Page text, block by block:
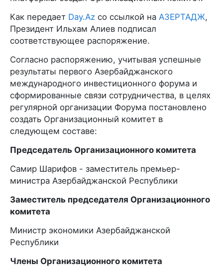
Как передает Day.Az со ссылкой на АЗЕРТАДЖ,
Президент Ильхам Алиев подписал
соответствующее распоряжение.
Согласно распоряжению, учитывая успешные
результаты первого Азербайджанского
международного инвестиционного форума и
сформированные связи сотрудничества, в целях
регулярной организации Форума постановлено
создать Организационный комитет в
следующем составе:
Председатель Организационного комитета
Самир Шарифов - заместитель премьер-
министра Азербайджанской Республики
Заместитель председателя Организационного
комитета
Министр экономики Азербайджанской
Республики
Члены Организационного комитета